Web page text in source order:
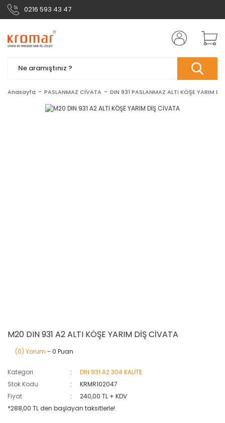
0216 593 43 47
Anasayfa PASLANMAZ CİVATA DIN 931 PASLANMAZ ALTI KÖŞE YARIM
M20 DIN 931 A2 ALTI KÖŞE YARIM DİŞ CİVATA
(0) Yorum - 0 Puan
Kategori
DIN 931 A2 304 KALİTE
Stok Kodu
KRMR102047
Fiyat
240,00 TL + KDV
*288,00 TL den başlayan taksitlerle!